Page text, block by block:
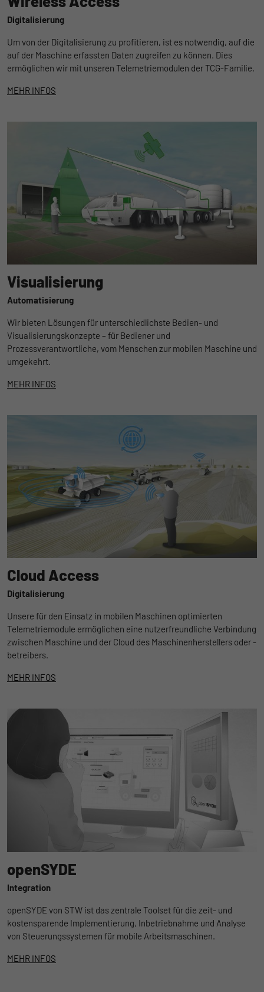
Digitalisierung
Um von der Digitalisierung zu profitieren, ist es notwendig, auf die
auf der Maschine erfassten Daten zugreifen zu können. Dies
ermöglichen wir mit unseren Telemetriemodulen der TCG-Familie.
MEHR INFOS
Visualisierung
Automatisierung
Wir bieten Lösungen für unterschiedlichste Bedien- und
Visualisierungskonzepte – für Bediener und
Prozessverantwortliche, vom Menschen zur mobilen Maschine und
umgekehrt.
MEHR INFOS
Cloud Access
Digitalisierung
Unsere für den Einsatz in mobilen Maschinen optimierten
Telemetriemodule ermöglichen eine nutzerfreundliche Verbindung
zwischen Maschine und der Cloud des Maschinenherstellers oder -
betreibers.
MEHR INFOS
openSYDE
Integration
openSYDE von STW ist das zentrale Toolset für die zeit- und
kostensparende Implementierung, Inbetriebnahme und Analyse
von Steuerungssystemen für mobile Arbeitsmaschinen.
MEHR INFOS